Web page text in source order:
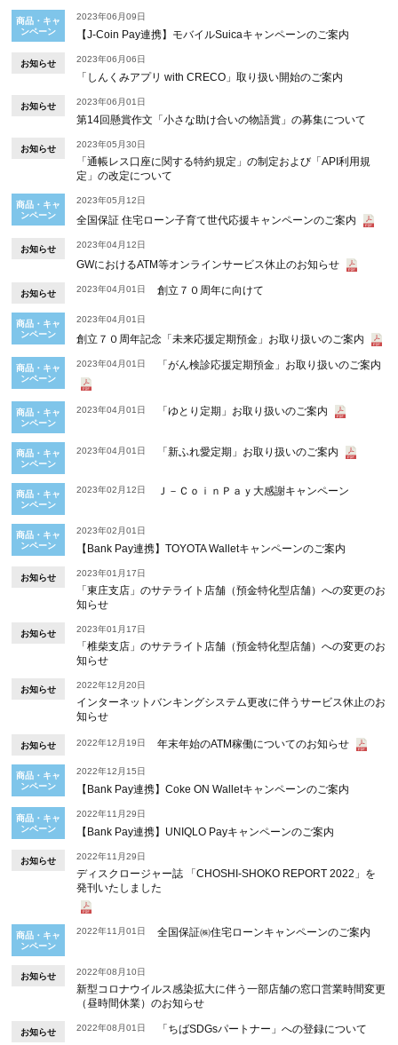
商品・キャ
ンペーン
2023年06月09日
【J‐Coin Pay連携】モバイルSuicaキャンペーンのご案内
お知らせ 2023年06月06日
「しんくみアプリ with CRECO」取り扱い開始のご案内
お知らせ 2023年06月01日
第14回懸賞作文「小さな助け合いの物語賞」の募集について
お知らせ 2023年05月30日
「通帳レス口座に関する特約規定」の制定および「API利用規
定」の改定について
商品・キャ
ンペーン
2023年05月12日
全国保証 住宅ローン子育て世代応援キャンペーンのご案内
お知らせ 2023年04月12日
GWにおけるATM等オンラインサービス休止のお知らせ
お知らせ 2023年04月01日 創立７０周年に向けて
商品・キャ
ンペーン
2023年04月01日
創立７０周年記念「未来応援定期預金」お取り扱いのご案内
商品・キャ
ンペーン
2023年04月01日 「がん検診応援定期預金」お取り扱いのご案内
商品・キャ
ンペーン
2023年04月01日 「ゆとり定期」お取り扱いのご案内
商品・キャ
ンペーン
2023年04月01日 「新ふれ愛定期」お取り扱いのご案内
商品・キャ
ンペーン
2023年02月12日 Ｊ－ＣｏｉｎＰａｙ大感謝キャンペーン
商品・キャ
ンペーン
2023年02月01日
【Bank Pay連携】TOYOTA Walletキャンペーンのご案内
お知らせ 2023年01月17日
「東庄支店」のサテライト店舗（預金特化型店舗）への変更のお
知らせ
お知らせ 2023年01月17日
「椎柴支店」のサテライト店舗（預金特化型店舗）への変更のお
知らせ
お知らせ 2022年12月20日
インターネットバンキングシステム更改に伴うサービス休止のお
知らせ
お知らせ 2022年12月19日 年末年始のATM稼働についてのお知らせ
商品・キャ
ンペーン
2022年12月15日
【Bank Pay連携】Coke ON Walletキャンペーンのご案内
商品・キャ
ンペーン
2022年11月29日
【Bank Pay連携】UNIQLO Payキャンペーンのご案内
お知らせ 2022年11月29日
ディスクロージャー誌 「CHOSHI-SHOKO REPORT 2022」を
発刊いたしました
商品・キャ
ンペーン
2022年11月01日 全国保証㈱住宅ローンキャンペーンのご案内
お知らせ 2022年08月10日
新型コロナウイルス感染拡大に伴う一部店舗の窓口営業時間変更
（昼時間休業）のお知らせ
お知らせ 2022年08月01日 「ちばSDGsパートナー」への登録について